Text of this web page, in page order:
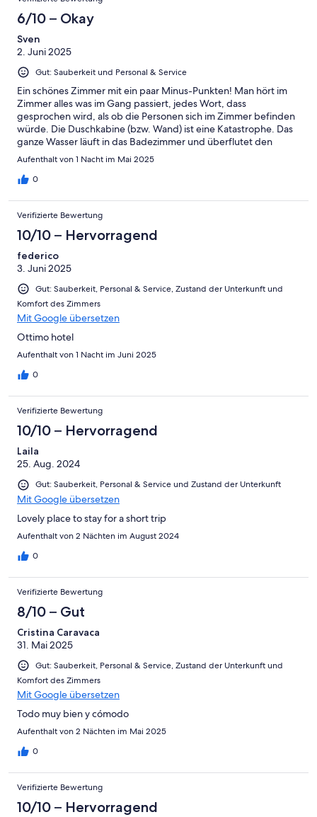
6/10 – Okay
Sven
2. Juni 2025
Gut: Sauberkeit und Personal & Service
Ein schönes Zimmer mit ein paar Minus-Punkten! Man hört im
Zimmer alles was im Gang passiert, jedes Wort, dass
gesprochen wird, als ob die Personen sich im Zimmer befinden
würde. Die Duschkabine (bzw. Wand) ist eine Katastrophe. Das
ganze Wasser läuft in das Badezimmer und überflutet den
ganzen Boden. Dazu hatten wir noch Pech, dass auch der
Wasser in jede Richtung gespritzt hat. Das Putzpersonal hätte so
Aufenthalt von 1 Nacht im Mai 2025
0
Verifizierte Bewertung
10/10 – Hervorragend
federico
3. Juni 2025
Gut: Sauberkeit, Personal & Service, Zustand der Unterkunft und
Komfort des Zimmers
Mit Google übersetzen
Ottimo hotel
Aufenthalt von 1 Nacht im Juni 2025
0
Verifizierte Bewertung
10/10 – Hervorragend
Laila
25. Aug. 2024
Gut: Sauberkeit, Personal & Service und Zustand der Unterkunft
Mit Google übersetzen
Lovely place to stay for a short trip
Aufenthalt von 2 Nächten im August 2024
0
Verifizierte Bewertung
8/10 – Gut
Cristina Caravaca
31. Mai 2025
Gut: Sauberkeit, Personal & Service, Zustand der Unterkunft und
Komfort des Zimmers
Mit Google übersetzen
Todo muy bien y cómodo
Aufenthalt von 2 Nächten im Mai 2025
0
Verifizierte Bewertung
10/10 – Hervorragend